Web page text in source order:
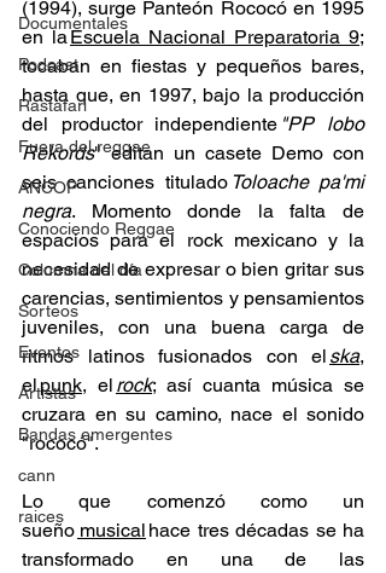
Documentales
Podcast
Rastafari
Fuera del reggae
ANCOP
Conociendo Reggae
Columna del día
Sorteos
Eventos
Artistas
Bandas emergentes
cann
raices
(1994), surge Panteón Rococó en 1995
en la Escuela Nacional Preparatoria 9;
tocaban en fiestas y pequeños bares,
hasta que, en 1997, bajo la producción
del productor independiente "PP lobo
Rekords" editan un casete Demo con
seis canciones titulado Toloache pa'mi
negra. Momento donde la falta de
espacios para el rock mexicano y la
necesidad de expresar o bien gritar sus
carencias, sentimientos y pensamientos
juveniles, con una buena carga de
ritmos latinos fusionados con el ska,
el punk, el rock; así cuanta música se
cruzara en su camino, nace el sonido
"rococó".
Lo que comenzó como un
sueño musical hace tres décadas se ha
transformado en una de las